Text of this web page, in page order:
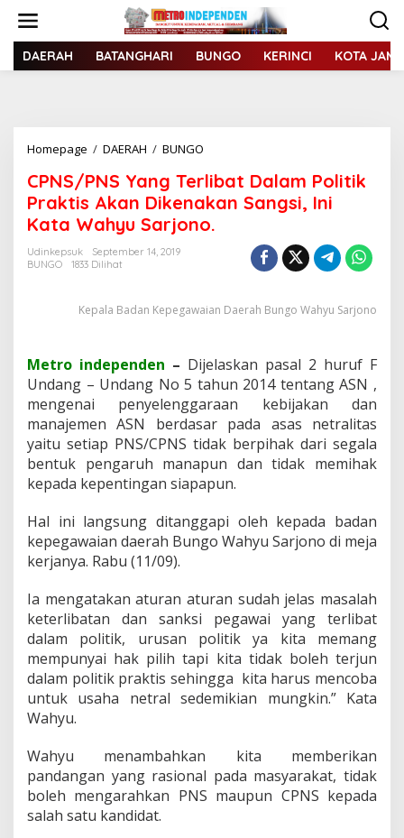
t
DAERAH BATANGHARI BUNGO KERINCI KOTA
Homepage / DAERAH / BUNGO
N
S
/
P
n
e
r
l
i
b
a
t
D
a
a
m
P
i
i
k
P
r
a
s
A
k
CPNS/PNS Yang Terlibat Dalam Politik
Praktis Akan Dikenakan Sangsi, Ini
Kata Wahyu Sarjono.
Udinkepsuk
September 14, 2019
BUNGO
1833 Dilihat
Kepala Badan Kepegawaian Daerah Bungo Wahyu Sarjono
Metro independen – Dijelaskan pasal 2 huruf F
Undang – Undang No 5 tahun 2014 tentang ASN ,
mengenai penyelenggaraan kebijakan dan
manajemen ASN berdasar pada asas netralitas
yaitu setiap PNS/CPNS tidak berpihak dari segala
bentuk pengaruh manapun dan tidak memihak
kepada kepentingan siapapun.
Hal ini langsung ditanggapi oleh kepada badan
kepegawaian daerah Bungo Wahyu Sarjono di meja
kerjanya. Rabu (11/09).
Ia mengatakan aturan aturan sudah jelas masalah
keterlibatan dan sanksi pegawai yang terlibat
dalam politik, urusan politik ya kita memang
mempunyai hak pilih tapi kita tidak boleh terjun
dalam politik praktis sehingga kita harus mencoba
untuk usaha netral sedemikian mungkin.” Kata
Wahyu.
Wahyu menambahkan kita memberikan
pandangan yang rasional pada masyarakat, tidak
boleh mengarahkan PNS maupun CPNS kepada
salah satu kandidat.